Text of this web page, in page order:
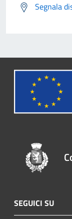
Segnala
SEGUICI SU